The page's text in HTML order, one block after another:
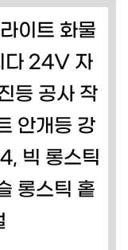
이트 화물
다 24V 자
등 공사 작
안개등 강
빅 롱스틱
롱스틱 홑